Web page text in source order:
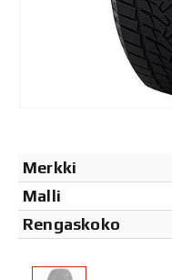
Merkki
Malli
Rengaskoko